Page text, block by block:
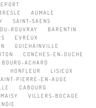
AUMALE
SAINT-SAENS
ROUVRAY
BARENTIN
EVREUX
GUICHAINVILLE
CONCHES-EN-OUCHE
BOURG-ACHARD
HONFLEUR
LISIEUX
PIERRE-EN-AUGE
CABOURG
VILLERS-BOCAGE